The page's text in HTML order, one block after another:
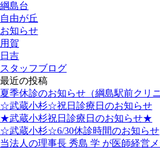
綱島台
自由が丘
お知らせ
用賀
日吉
スタッフブログ
最近の投稿
夏季休診のお知らせ（綱島駅前クリニ
☆武蔵小杉☆祝日診療日のお知らせ
★武蔵小杉祝日診療日のお知らせ★
☆武蔵小杉☆6/30休診時間のお知らせ
当法人の理事長 秀島 学 が医師経営